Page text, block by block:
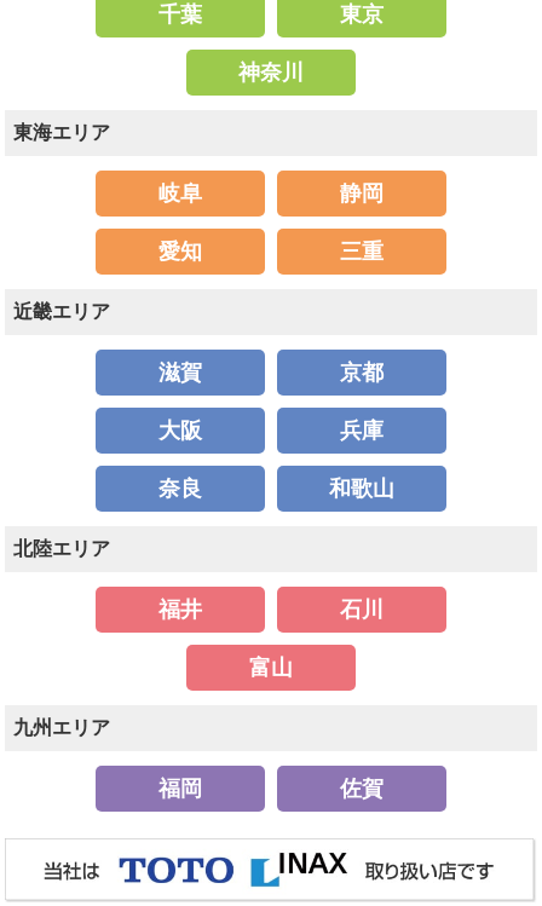
千葉 東京
神奈川
東海エリア
岐阜 静岡
愛知 三重
近畿エリア
滋賀 京都
大阪 兵庫
奈良 和歌山
北陸エリア
福井 石川
富山
九州エリア
福岡 佐賀